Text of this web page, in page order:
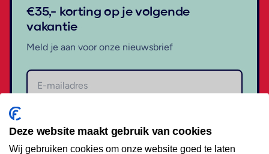
€35,- korting op je volgende
vakantie
Meld je aan voor onze nieuwsbrief
Deze website maakt gebruik van cookies
Wij gebruiken cookies om onze website goed te laten